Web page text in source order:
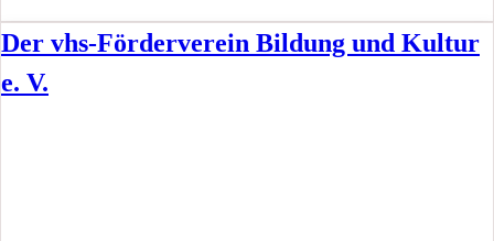
Der vhs-Förderverein Bildung und Kultur
e. V.